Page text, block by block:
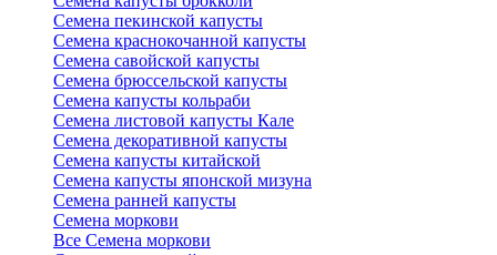
Семена пекинской капусты
Семена краснокочанной капусты
Семена савойской капусты
Семена брюссельской капусты
Семена капусты кольраби
Семена листовой капусты Кале
Семена декоративной капусты
Семена капусты китайской
Семена капусты японской мизуна
Семена ранней капусты
Семена моркови
Все Семена моркови